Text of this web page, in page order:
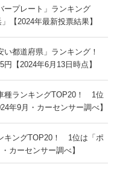
ープレート」ランキング
【2024年最新投票結果】
い都道府県」ランキング！
【2024年6月13日時点】
種ランキングTOP20！ 1位
年9月・カーセンサー調べ】
キングTOP20！ 1位は「ポ
カーセンサー調べ】